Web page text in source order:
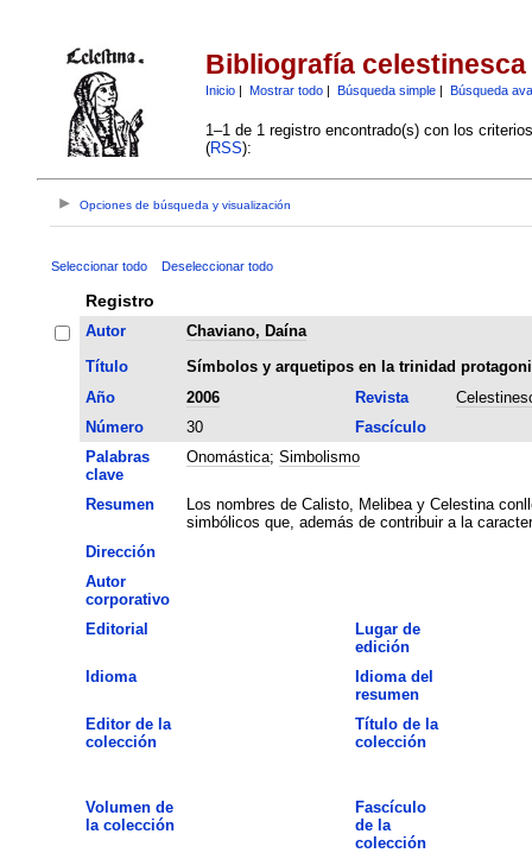
Bibliografía celestinesca
Inicio| Mostrar todo| Búsqueda simple| Búsqueda
1–1 de 1 registro encontrado(s) con los
(RSS):
Opciones de búsqueda y visualización
Seleccionar todo Deseleccionar todo
Registro
Autor
Chaviano, Daína
Título
Símbolos y arquetipos en la trinidad
Año
2006 Revista
Número
30
Fascículo
Palabras
clave
Onomástica; Simbolismo
Resumen
Los nombres de Calisto, Melibea y Celestina
simbólicos que, además de contribuir a la
Dirección
Autor
corporativo
Editorial
Lugar de
edición
Idioma
Idioma del
resumen
Editor de la
colección
Título de la
colección
Volumen de
la colección
Fascículo
de la
colección